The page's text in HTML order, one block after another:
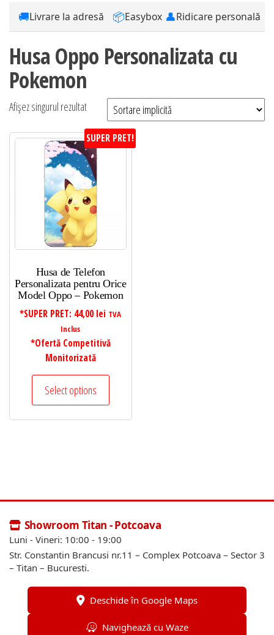
🚚Livrare la adresă 📦Easybox 👤Ridicare personală
Husa Oppo Personalizata cu
Pokemon
Afișez singurul rezultat
SUPER PRET!
Husa de Telefon
Personalizata pentru Orice
Model Oppo – Pokemon
*SUPER PRET: 44,00 lei TVA
Inclus
*Ofertă Competitivă
Monitorizată
Select options
Showroom Titan - Potcoava
Luni - Vineri: 10:00 - 19:00
Str. Constantin Brancusi nr.11 – Complex Potcoava – Sector 3
– Titan – Bucuresti.
Deschide în Google Maps
Navighează cu Waze